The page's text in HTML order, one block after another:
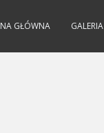
GŁÓWNA GALERIA